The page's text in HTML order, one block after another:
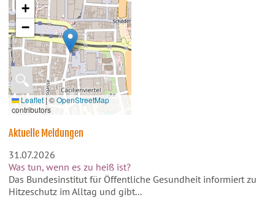
🔍
+
−
Leaflet|©OpenStreetMap
contributors
Aktuelle Meldungen
31.07.2026
Was tun, wenn es zu heiß ist?
Das Bundesinstitut für Öffentliche Gesundheit informiert zu
Hitzeschutz im Alltag und gibt...